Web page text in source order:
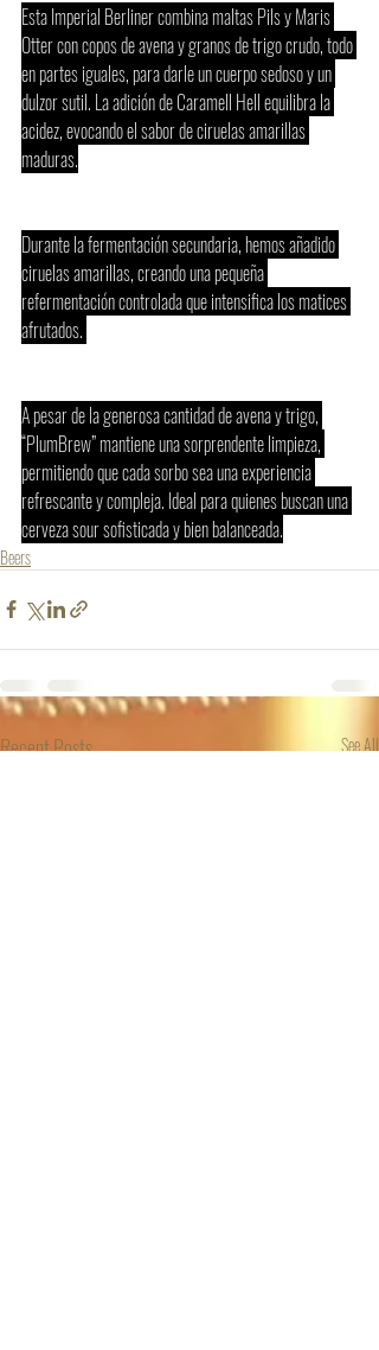
Esta Imperial Berliner combina maltas Pils y Maris
Otter con copos de avena y granos de trigo crudo, todo
en partes iguales, para darle un cuerpo sedoso y un
dulzor sutil. La adición de Caramell Hell equilibra la
acidez, evocando el sabor de ciruelas amarillas
maduras.
Durante la fermentación secundaria, hemos añadido
ciruelas amarillas, creando una pequeña
refermentación controlada que intensifica los matices
afrutados.
A pesar de la generosa cantidad de avena y trigo,
“PlumBrew” mantiene una sorprendente limpieza,
permitiendo que cada sorbo sea una experiencia
refrescante y compleja. Ideal para quienes buscan una
cerveza sour sofisticada y bien balanceada.
Beers
Recent Posts See All